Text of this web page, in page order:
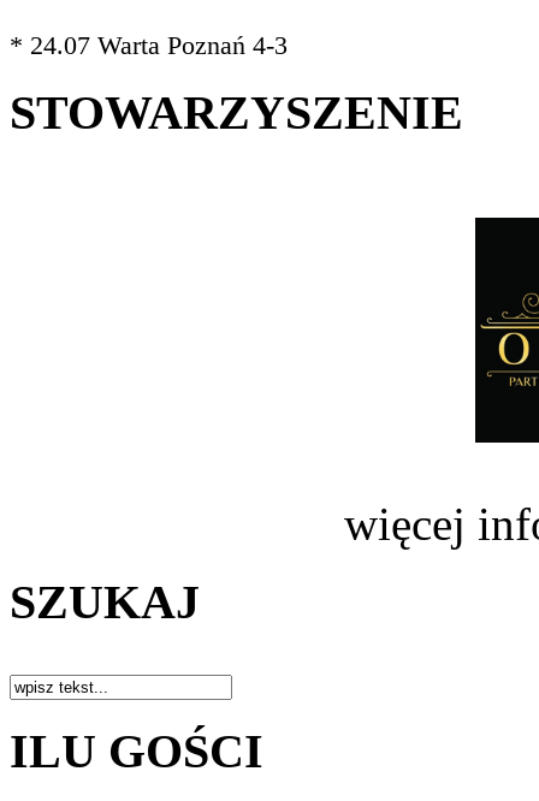
* 24.07 Warta Poznań 4-3
STOWARZYSZENIE
więcej
SZUKAJ
ILU GOŚCI